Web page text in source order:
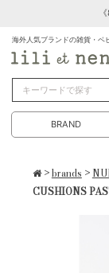
海外人気ブランドの雑貨・ベ
BRAND
>brands >
CUSHIONS